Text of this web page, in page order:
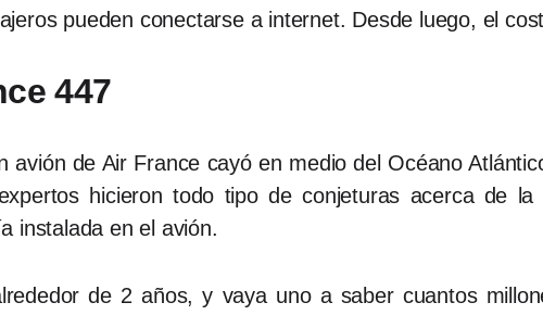
pueden conectarse a internet. Desde luego, el
447
avión de Air France cayó en medio del Océano
hicieron todo tipo de conjeturas acerca de
instalada en el avión.
de 2 años, y vaya uno a saber cuantos